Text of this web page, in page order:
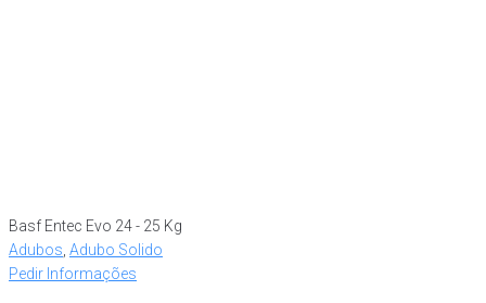
Basf Entec Evo 24 - 25 Kg
Adubos Adubo Solido
Pedir Informações